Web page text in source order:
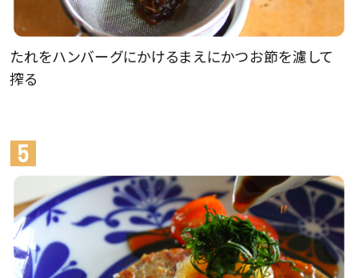
たれをハンバーグにかけるまえにかつお節を濾して
搾る